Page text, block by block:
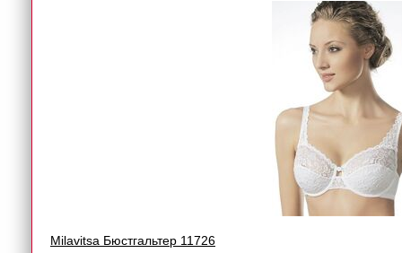
Milavitsa Бюстгальтер 11726